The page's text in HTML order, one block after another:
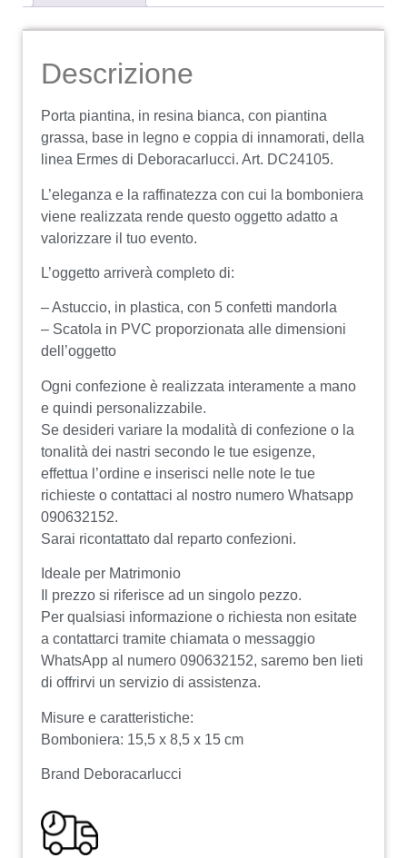
Descrizione
Porta piantina, in resina bianca, con piantina
grassa, base in legno e coppia di innamorati, della
linea Ermes di Deboracarlucci. Art. DC24105.
L’eleganza e la raffinatezza con cui la bomboniera
viene realizzata rende questo oggetto adatto a
valorizzare il tuo evento.
L’oggetto arriverà completo di:
– Astuccio, in plastica, con 5 confetti mandorla
– Scatola in PVC proporzionata alle dimensioni
dell’oggetto
Ogni confezione è realizzata interamente a mano
e quindi personalizzabile.
Se desideri variare la modalità di confezione o la
tonalità dei nastri secondo le tue esigenze,
effettua l’ordine e inserisci nelle note le tue
richieste o contattaci al nostro numero Whatsapp
090632152.
Sarai ricontattato dal reparto confezioni.
Ideale per Matrimonio
Il prezzo si riferisce ad un singolo pezzo.
Per qualsiasi informazione o richiesta non esitate
a contattarci tramite chiamata o messaggio
WhatsApp al numero 090632152, saremo ben lieti
di offrirvi un servizio di assistenza.
Misure e caratteristiche:
Bomboniera: 15,5 x 8,5 x 15 cm
Brand Deboracarlucci